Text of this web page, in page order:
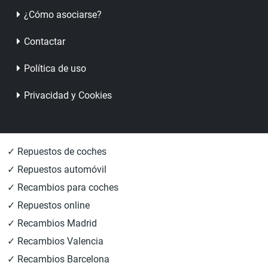
¿Cómo asociarse?
Contactar
Política de uso
Privacidad y Cookies
✓ Repuestos de coches
✓ Repuestos automóvil
✓ Recambios para coches
✓ Repuestos online
✓ Recambios Madrid
✓ Recambios Valencia
✓ Recambios Barcelona